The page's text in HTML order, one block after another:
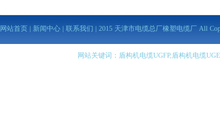
网站首页 新闻中心 联系我们 | 2015 天津市电缆总厂橡塑电缆厂 All
网站关键词：盾构机电缆UGFP,盾构机电缆